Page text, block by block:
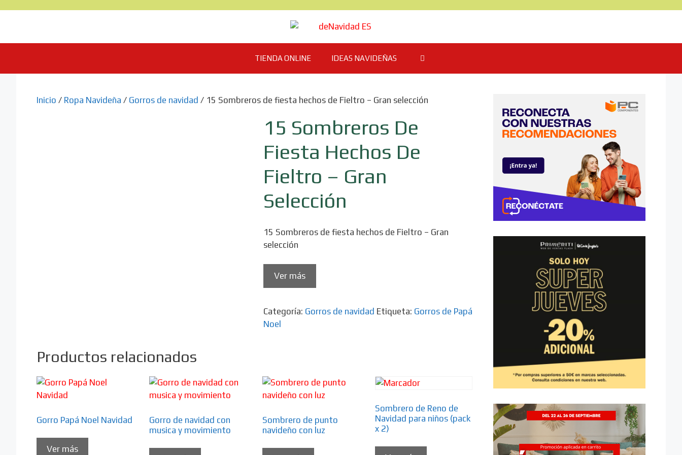
TIENDA ONLINE IDEAS NAVIDEÑAS
Inicio / Ropa Navideña / Gorros de navidad / 15 Sombreros de fiesta hechos de Fieltro – Gran selección
15 Sombreros De
Fiesta Hechos De
Fieltro – Gran
Selección
15 Sombreros de fiesta hechos de Fieltro – Gran
selección
Ver más
Categoría: Gorros de navidad Etiqueta: Gorros de Papá
Noel
Productos relacionados
Gorro Papá Noel Navidad
Ver más
Gorro de navidad con
musica y movimiento
Sombrero de punto
navideño con luz
Sombrero de Reno de
Navidad para niños (pack
x 2)